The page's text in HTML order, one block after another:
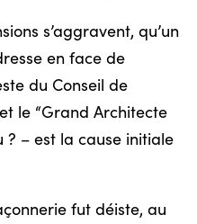
s’aggravent, qu’un
en face de
du Conseil de
le “Grand Architecte
? – est la cause initiale
fut déiste, au